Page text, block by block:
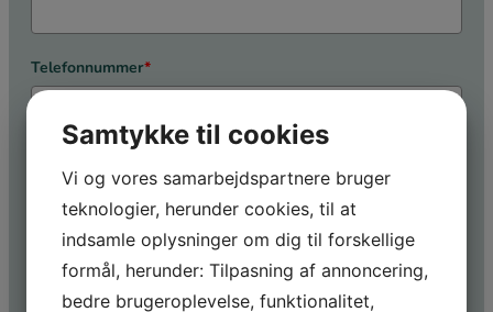
Telefonnummer*
Samtykke til cookies
Vi og vores samarbejdspartnere bruger
teknologier, herunder cookies, til at
indsamle oplysninger om dig til forskellige
formål, herunder: Tilpasning af annoncering,
bedre brugeroplevelse, funktionalitet,